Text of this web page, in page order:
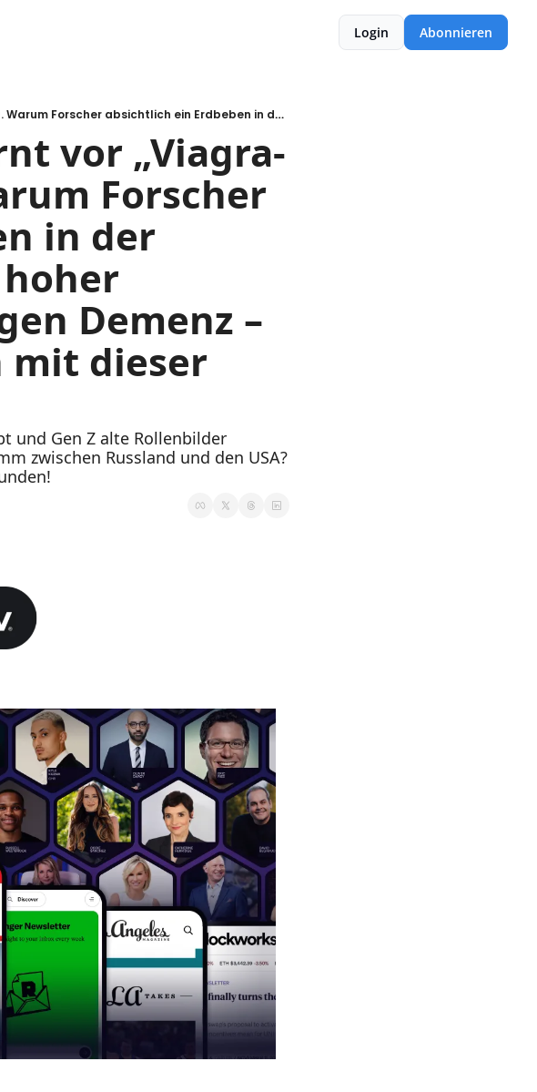
Login Abonnieren
Verbraucherschutz warnt vor „Viagra-Schokolade“ (Was?). Warum Forscher absichtlich ein Erdbeben in der Schweiz auslösen. Und hoher Fleischkonsum hilft gegen Demenz – aber nur bei Menschen mit dieser Gen-Variante.
vor „Viagra-
Forscher
in der
Demenz –
mit dieser
und Gen Z alte Rollenbilder
zwischen Russland und den USA?